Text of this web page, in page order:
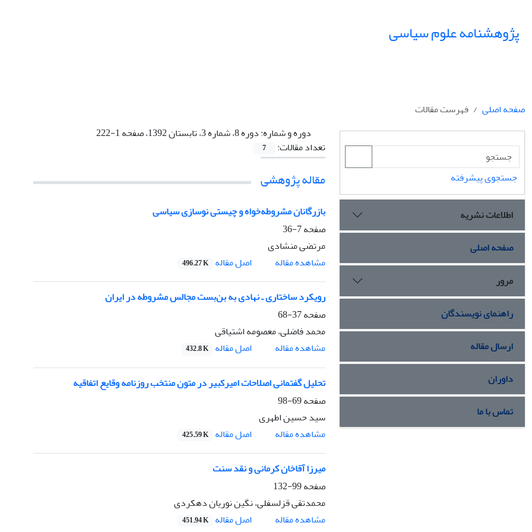
پژوهشنامه علوم سیاسی
صفحه اصلی
فهرست مقالات
دوره و شماره:دوره 8، شماره 3، تابستان 1392، صفحه 1-222
تعداد مقالات:
7
مقاله پژوهشی
بازرگانان مشروطه‌خواه و چیستی نوسازی سیاسی
صفحه7-36
مرتضی منشادی
مشاهده مقاله
اصل مقاله 496.27 K
رویکرد ساختاری ـ نهادی به بن‌بست مجالس مشروطه در ایران
صفحه37-68
محمد فاضلی، معصومه اشتیاقی
مشاهده مقاله
اصل مقاله 432.8 K
تحلیل گفتمانی اصلاحات امیرکبیر در متون منتخب روزنامه وقایع اتفاقیه
صفحه69-98
سید حسین اطهری
مشاهده مقاله
اصل مقاله 425.59 K
میرزا آقاخان کرمانی و نقد سنت
صفحه99-132
محمدتقی قزلسفلی، نگین نوریان دهکردی
مشاهده مقاله
اصل مقاله 451.94 K
جستجوی پیشرفته
اطلاعات نشریه
صفحه اصلی
مرور
راهنمای نویسندگان
ارسال مقاله
داوران
تماس با ما